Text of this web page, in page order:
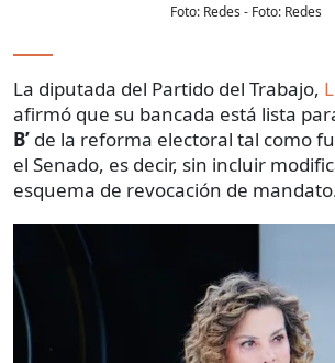
Foto: Redes - Foto: Redes
La diputada del Partido del Trabajo,
afirmó que su bancada está lista
B’ de la reforma electoral tal como
el Senado, es decir, sin incluir
esquema de revocación de